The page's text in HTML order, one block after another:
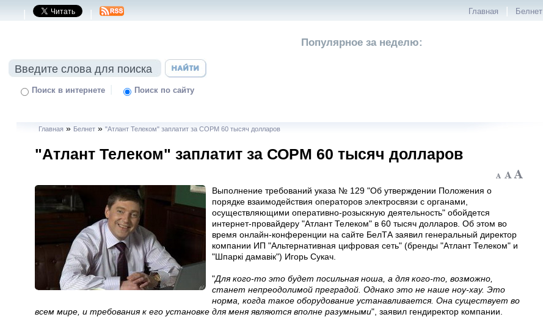
| | Главная | Белнет
Поиск в интернете | Поиск по сайту
Популярное за неделю:
Главная » Белнет» "Атлант Телеком" заплатит за СОРМ 60 тысяч долларов
"Атлант Телеком" заплатит за СОРМ 60 тысяч долларов
Выполнение требований указа № 129 "Об утверждении Положения о
порядке взаимодействия операторов электросвязи с органами,
осуществляющими оперативно-розыскную деятельность" обойдется
интернет-провайдеру "Атлант Телеком" в 60 тысяч долларов. Об этом во
время онлайн-конференции на сайте БелТА заявил генеральный директор
компании ИП "Альтернативная цифровая сеть" (бренды "Атлант Телеком" и
"Шпаркі дамавік") Игорь Сукач.
"Для кого-то это будет посильная ноша, а для кого-то, возможно,
станет непреодолимой преградой. Однако это не наше ноу-хау. Это
норма, когда такое оборудование устанавливается. Она существует во
всем мире, и требования к его установке для меня являются вполне разумными", заявил гендиректор компании.